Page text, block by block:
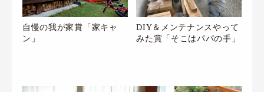
自慢の我が家賞「家キャ
ン」
DIY＆メンテナンスやって
みた賞「そこはパパの手」